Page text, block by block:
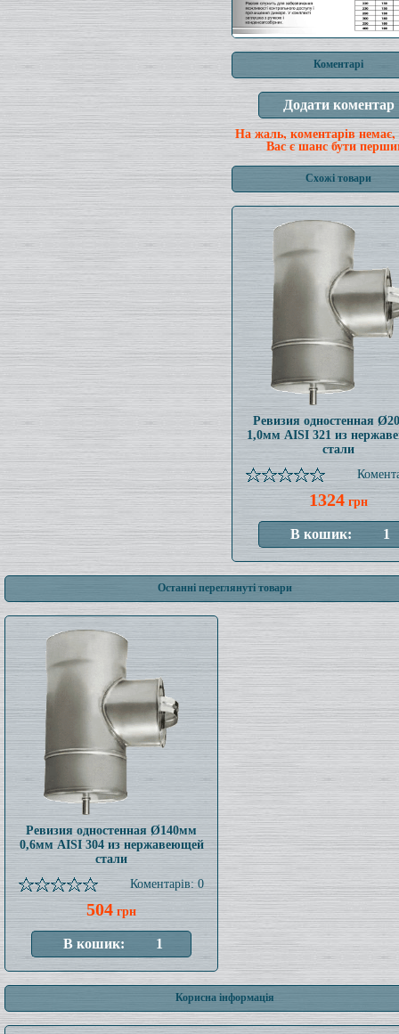
Коментарі
На жаль, коментарів немає,
Вас є шанс бути
Схожі товари
Ревизия одностенная
1,0мм AISI 321 из
стали
1324 грн
Останні переглянуті товари
Ревизия одностенная Ø140мм
0,6мм AISI 304 из нержавеющей
стали
Коментарів: 0
504 грн
Корисна інформація